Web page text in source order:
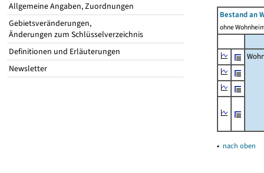
Allgemeine Angaben, Zuordnungen
Gebietsveränderungen,
Änderungen zum Schlüsselverzeichnis
Definitionen und Erläuterungen
Newsletter
Bestand an
ohne
▴ nach oben